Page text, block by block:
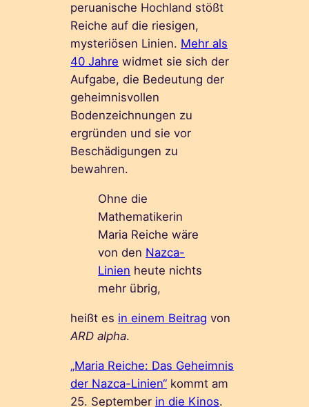
peruanische Hochland stößt
Reiche auf die riesigen,
mysteriösen Linien. Mehr als
40 Jahre widmet sie sich der
Aufgabe, die Bedeutung der
geheimnisvollen
Bodenzeichnungen zu
ergründen und sie vor
Beschädigungen zu
bewahren.
Ohne die
Mathematikerin
Maria Reiche wäre
von den Nazca-
Linien heute nichts
mehr übrig,
heißt es in einem Beitrag von
ARD alpha.
„Maria Reiche: Das Geheimnis
der Nazca-Linien“ kommt am
25. September in die Kinos.